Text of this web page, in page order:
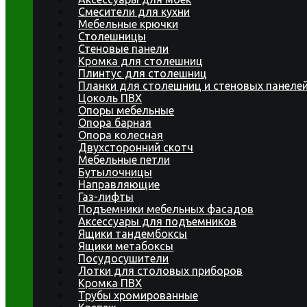
Смесители для кухни
Мебельные крючки
Столешницы
Стеновые панели
Кромка для столешниц
Плинтус для столешниц
Планки для столешниц и стеновых
Цоколь ПВХ
Опоры мебельные
Опора барная
Опора колесная
Двухсторонний скотч
Мебельные петли
Бутылочницы
Направляющие
Газ-лифты
Подъемники мебельных фасадов
Аксессуары для подъемников
Ящики тандембоксы
Ящики метабоксы
Посудосушители
Лотки для столовых приборов
Кромка ПВХ
Трубы хромированные